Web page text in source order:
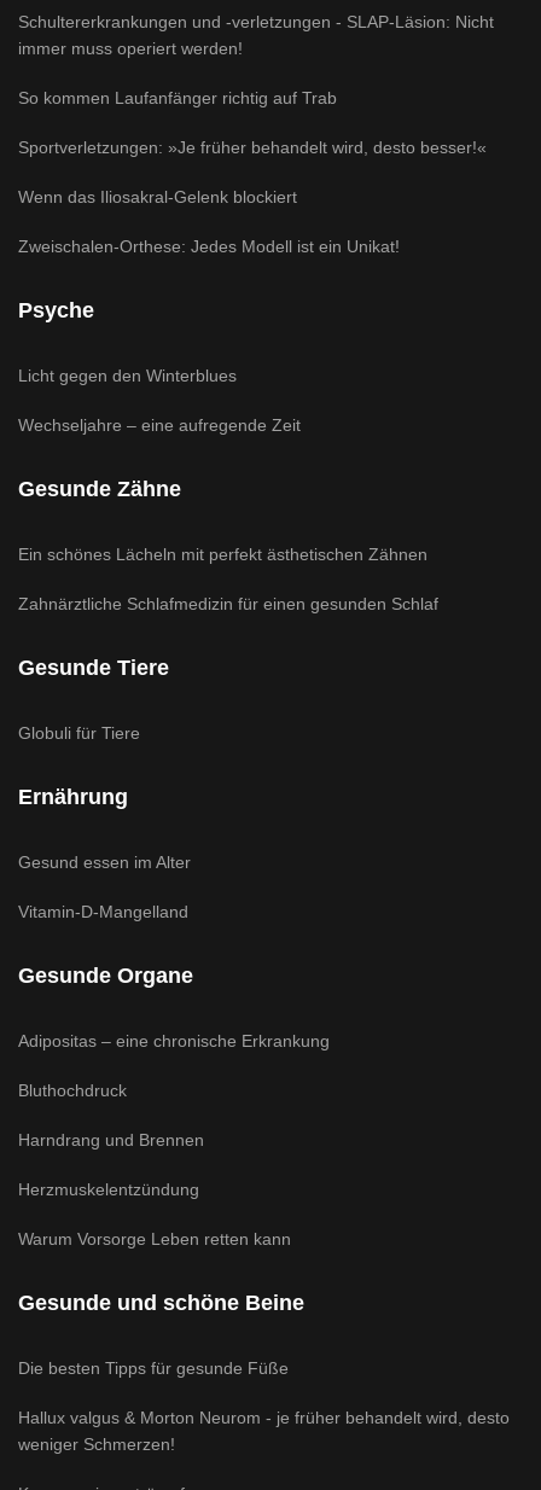
Schultererkrankungen und -verletzungen - SLAP-Läsion: Nicht
immer muss operiert werden!
So kommen Laufanfänger richtig auf Trab
Sportverletzungen: »Je früher behandelt wird, desto besser!«
Wenn das Iliosakral-Gelenk blockiert
Zweischalen-Orthese: Jedes Modell ist ein Unikat!
Psyche
Licht gegen den Winterblues
Wechseljahre – eine aufregende Zeit
Gesunde Zähne
Ein schönes Lächeln mit perfekt ästhetischen Zähnen
Zahnärztliche Schlafmedizin für einen gesunden Schlaf
Gesunde Tiere
Globuli für Tiere
Ernährung
Gesund essen im Alter
Vitamin-D-Mangelland
Gesunde Organe
Adipositas – eine chronische Erkrankung
Bluthochdruck
Harndrang und Brennen
Herzmuskelentzündung
Warum Vorsorge Leben retten kann
Gesunde und schöne Beine
Die besten Tipps für gesunde Füße
Hallux valgus & Morton Neurom - je früher behandelt wird, desto
weniger Schmerzen!